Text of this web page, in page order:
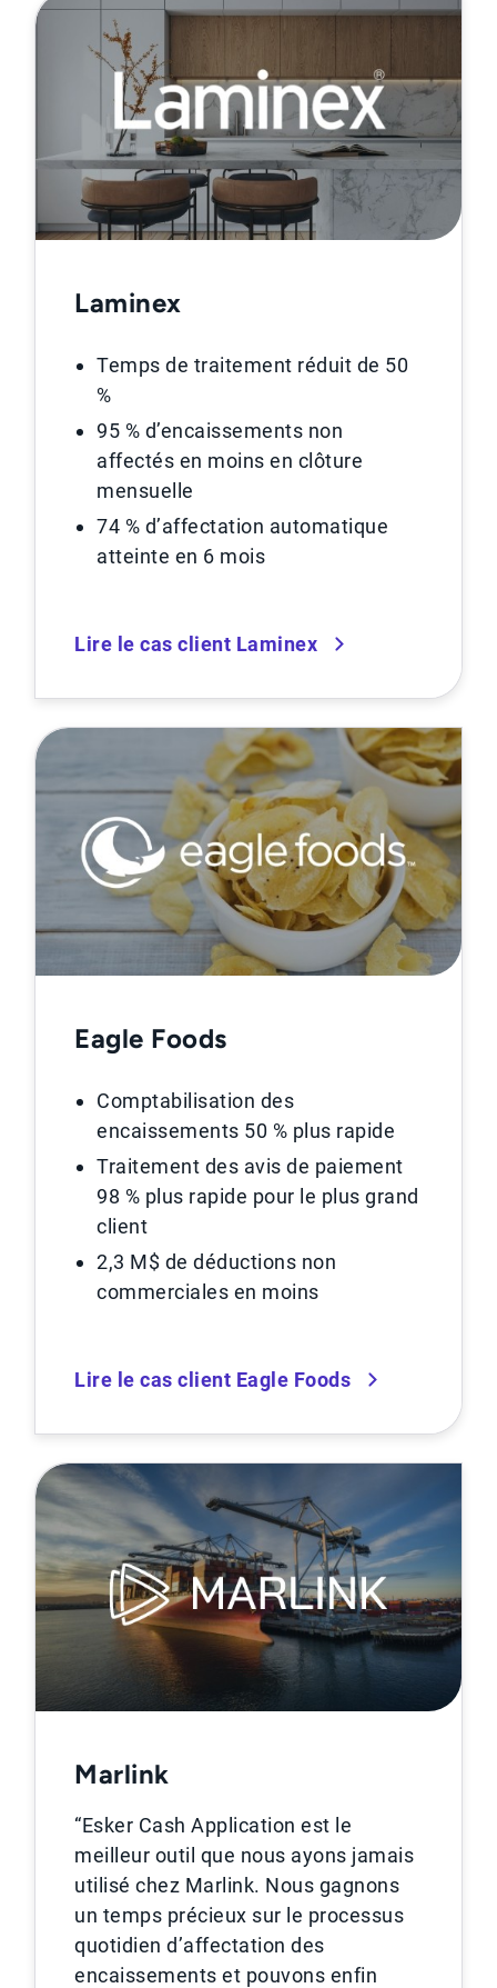
Laminex
Temps de traitement réduit de 50
%
95 % d’encaissements non
affectés en moins en clôture
mensuelle
74 % d’affectation automatique
atteinte en 6 mois
Lire le cas client Laminex
Eagle Foods
Comptabilisation des
encaissements 50 % plus rapide
Traitement des avis de paiement
98 % plus rapide pour le plus grand
client
2,3 M$ de déductions non
commerciales en moins
Lire le cas client Eagle Foods
Marlink
“Esker Cash Application est le
meilleur outil que nous ayons jamais
utilisé chez Marlink. Nous gagnons
un temps précieux sur le processus
quotidien d’affectation des
encaissements et pouvons enfin